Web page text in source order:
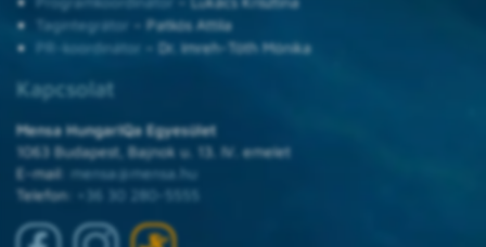
Tagintegrátor
– Patkós Attila
PR-koordinátor – Dr. Imreh-Tóth Mónika
Kapcsolat
Mensa HungarIQa Egyesület
1063 Budapest, Bajnok u. 13. IV. emelet
E-mail: mensa@mensa.hu
Telefon:
+36 30 280-5555